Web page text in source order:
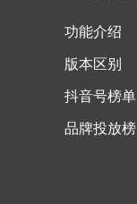
功能介绍
版本区别
抖音号榜单
品牌投放榜